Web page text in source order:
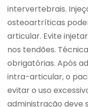
intervertebrais.
osteoartríticas
articular. Evite
nos tendões.
obrigatórias. Após
intra-articular, o
evitar o uso
administração deve